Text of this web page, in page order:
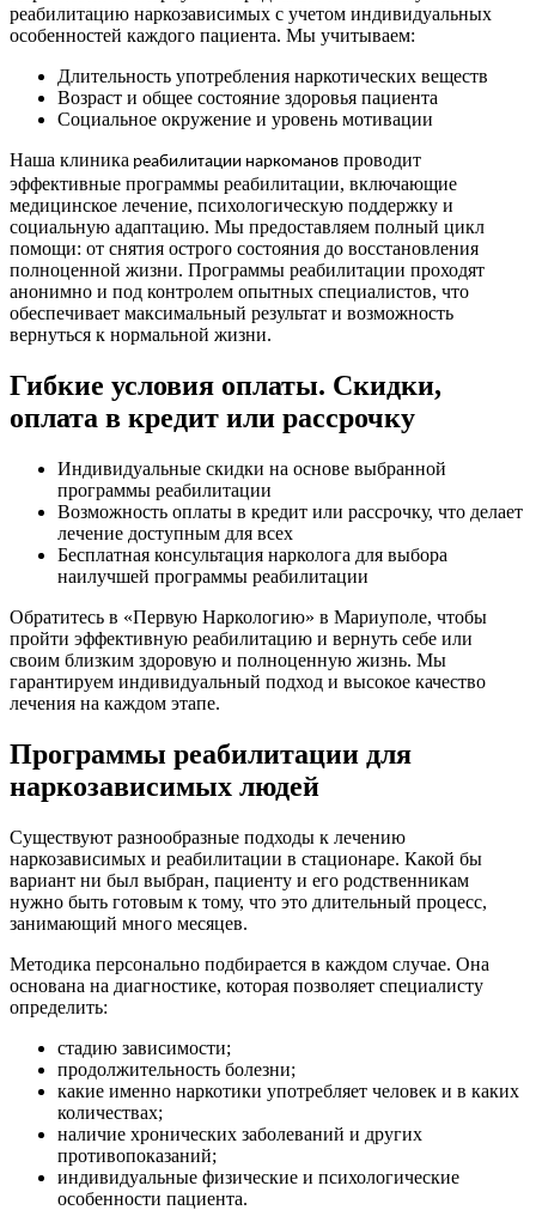
реабилитацию наркозависимых с учетом индивидуальных
особенностей каждого пациента. Мы учитываем:
Длительность употребления наркотических веществ
Возраст и общее состояние здоровья пациента
Социальное окружение и уровень мотивации
Наша клиника реабилитации наркоманов проводит
эффективные программы реабилитации, включающие
медицинское лечение, психологическую поддержку и
социальную адаптацию. Мы предоставляем полный цикл
помощи: от снятия острого состояния до восстановления
полноценной жизни. Программы реабилитации проходят
анонимно и под контролем опытных специалистов, что
обеспечивает максимальный результат и возможность
вернуться к нормальной жизни.
Гибкие условия оплаты. Скидки,
оплата в кредит или рассрочку
Индивидуальные скидки на основе выбранной
программы реабилитации
Возможность оплаты в кредит или рассрочку, что делает
лечение доступным для всех
Бесплатная консультация нарколога для выбора
наилучшей программы реабилитации
Обратитесь в «Первую Наркологию» в Мариуполе, чтобы
пройти эффективную реабилитацию и вернуть себе или
своим близким здоровую и полноценную жизнь. Мы
гарантируем индивидуальный подход и высокое качество
лечения на каждом этапе.
Программы реабилитации для
наркозависимых людей
Существуют разнообразные подходы к лечению
наркозависимых и реабилитации в стационаре. Какой бы
вариант ни был выбран, пациенту и его родственникам
нужно быть готовым к тому, что это длительный процесс,
занимающий много месяцев.
Методика персонально подбирается в каждом случае. Она
основана на диагностике, которая позволяет специалисту
определить:
стадию зависимости;
продолжительность болезни;
какие именно наркотики употребляет человек и в каких
количествах;
наличие хронических заболеваний и других
противопоказаний;
индивидуальные физические и психологические
особенности пациента.